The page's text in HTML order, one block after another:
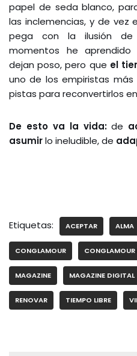
papel de seda blanco,
las inclemencias, y de vez
pega con la ilusión de
momentos he
dejan poso, pero que el
uno de los empiristas
pistas para reconvertirlos
De esto va la vida:de
asumirlo ineludible, de
Etiquetas: ACEPTAR ALMA
CONGLAMOUR
MAGAZINE MAGAZINE DIGITAL
RENOVAR TIEMPO LIBRE